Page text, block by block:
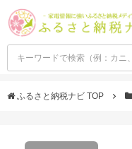
ふるさと納税ナビ TOP